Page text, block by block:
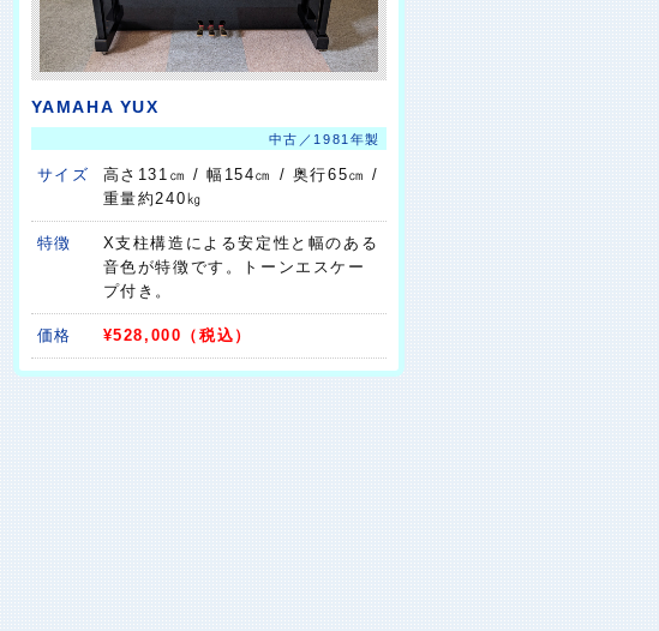
YAMAHA YUX
中古／1981年製
サイズ
高さ131㎝ / 幅154㎝ / 奥行65㎝ /
重量約240㎏
特徴
X支柱構造による安定性と幅のある
音色が特徴です。トーンエスケー
プ付き。
価格 ¥528,000（税込）